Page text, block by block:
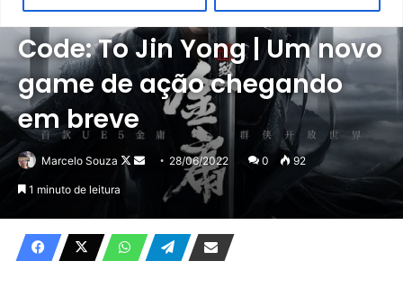
Notícias Outros
Code: To Jin Yong | Um novo
game de ação chegando
em breve
Marcelo Souza
Follow
on
Mande28/06/2022 0 92
1 minuto de leitura